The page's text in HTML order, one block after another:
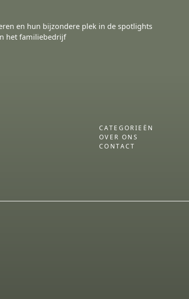
en hun bijzondere plek in de spotlights
het familiebedrijf
CATEGORIEËN
OVER ONS
CONTACT